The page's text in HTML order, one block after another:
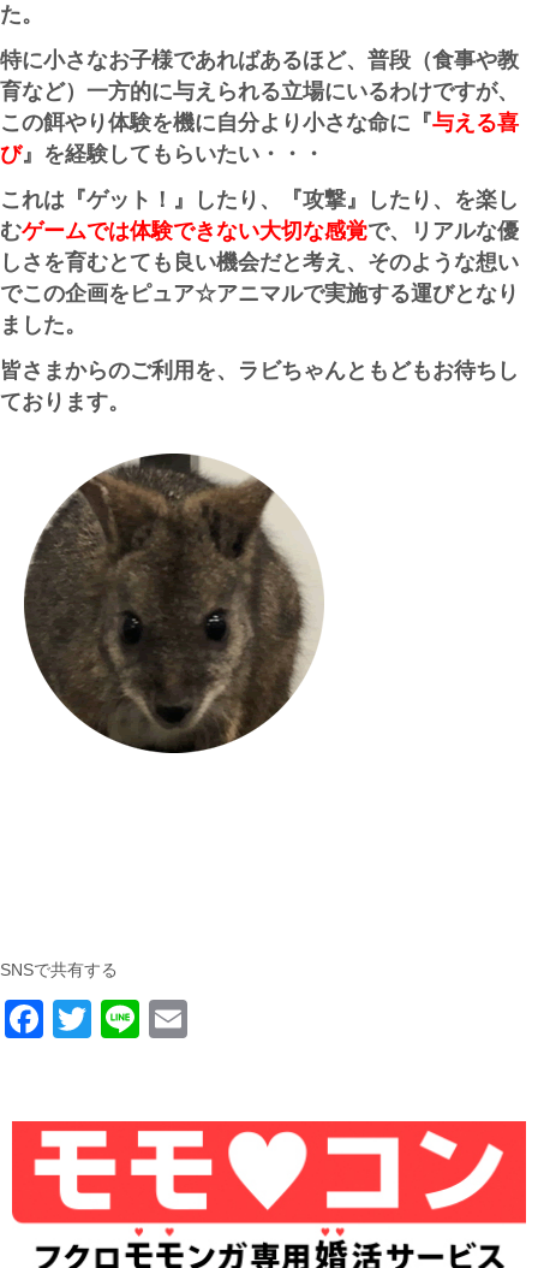
た。
特に小さなお子様であればあるほど、普段（食事や教
育など）一方的に与えられる立場にいるわけですが、
この餌やり体験を機に自分より小さな命に『与える喜
び』を経験してもらいたい・・・
これは『ゲット！』したり、『攻撃』したり、を楽し
むゲームでは体験できない大切な感覚で、リアルな優
しさを育むとても良い機会だと考え、そのような想い
でこの企画をピュア☆アニマルで実施する運びとなり
ました。
皆さまからのご利用を、ラビちゃんともどもお待ちし
ております。
SNSで共有する
F
e
b
o
o
T
er
Li